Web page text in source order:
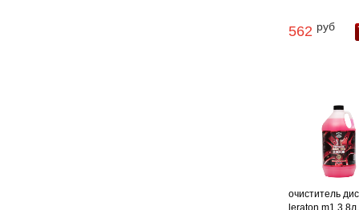
562 руб
очиститель
leraton m1 3,8л.